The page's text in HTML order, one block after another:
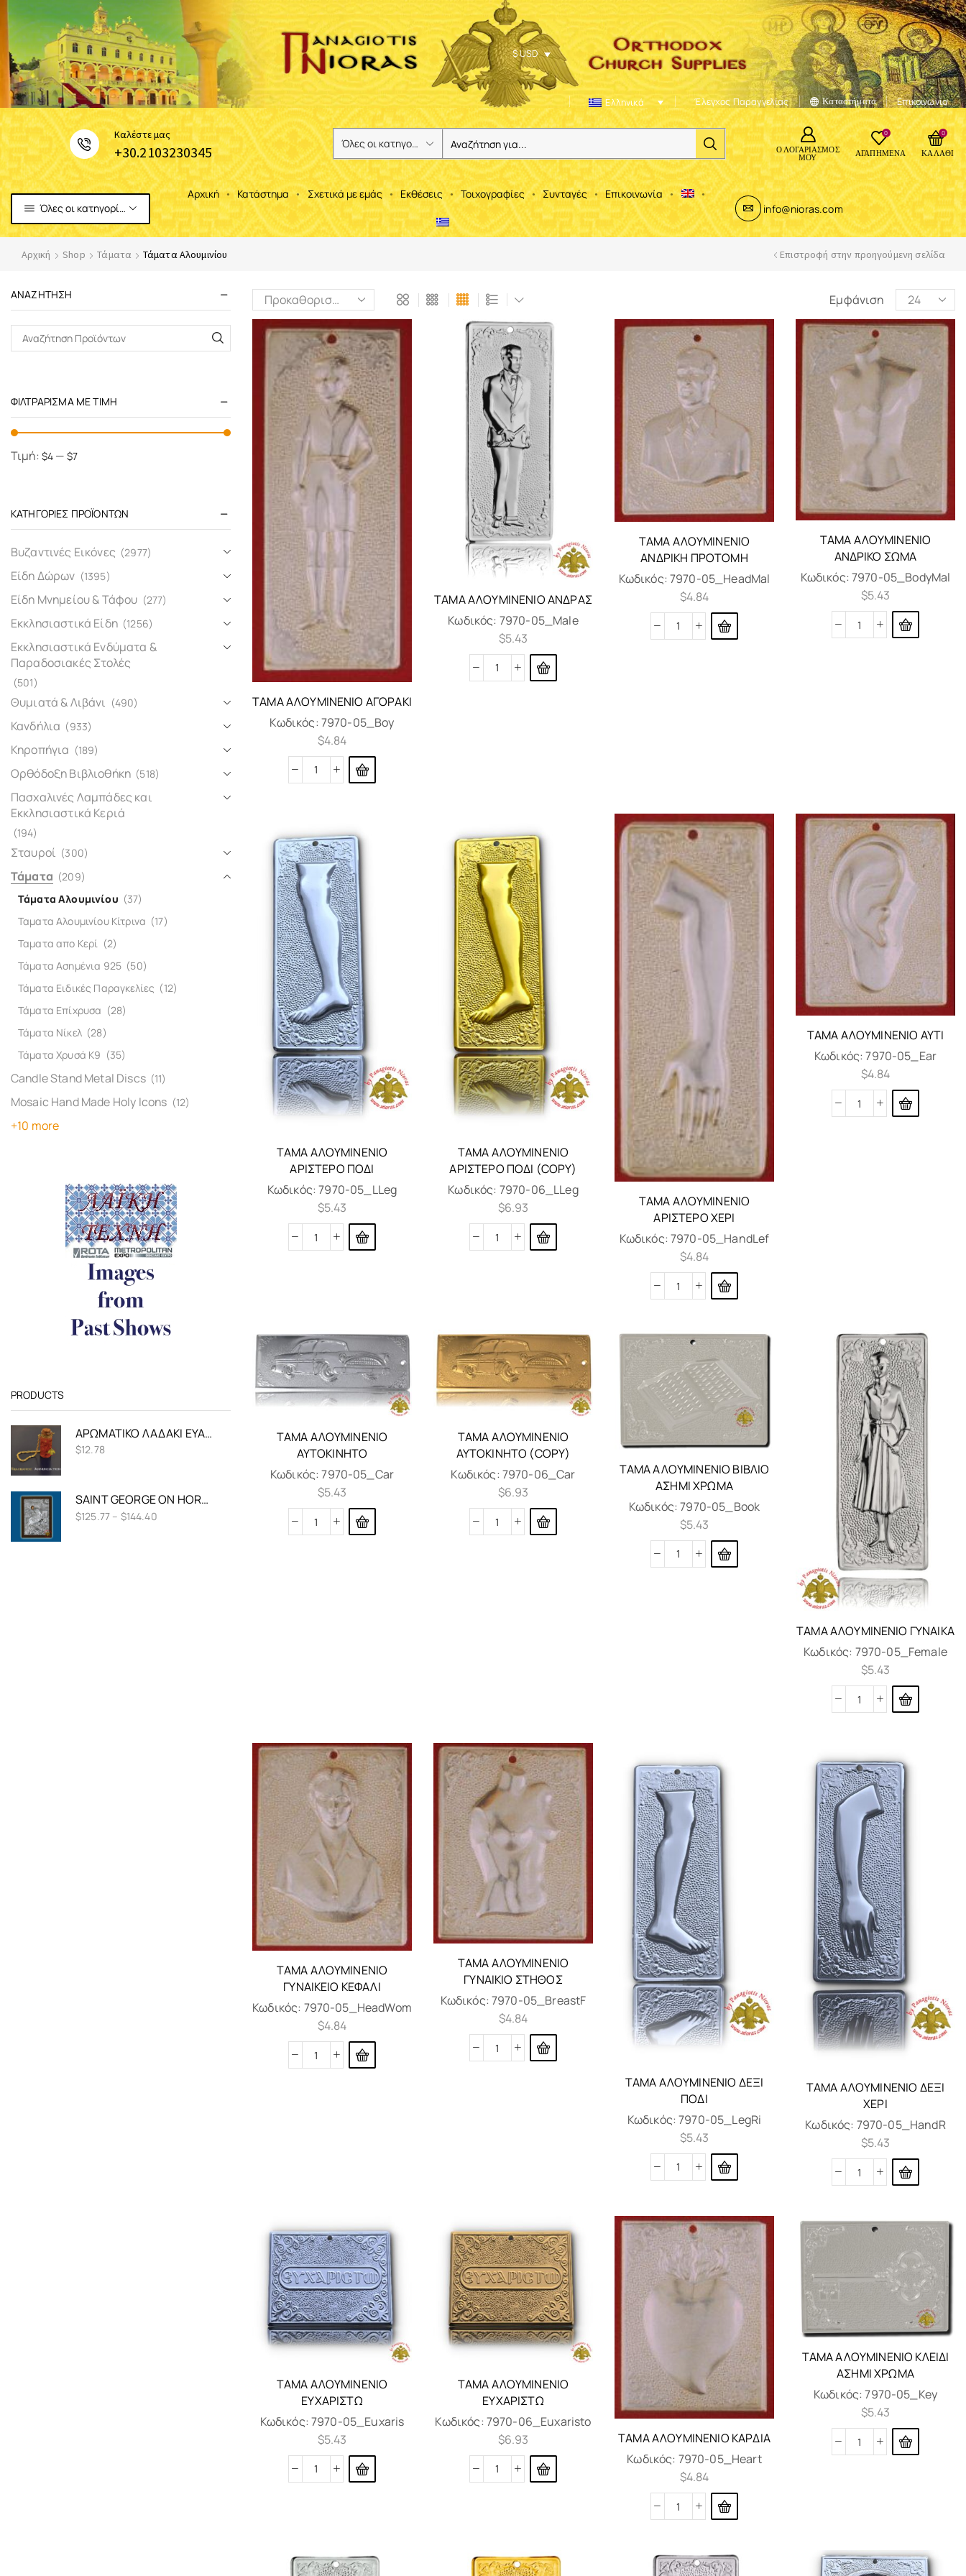
$ USD
Ελληνικά Έλεγχος Παραγγελίας Καταστήματα Επικοινωνία
Καλέστε μας
+30.2103230345
Ο ΛΟΓΑΡΙΑΣΜΌΣ
ΜΟΥ
0
ΑΓΑΠΗΜΈΝΑ
0
ΚΑΛΆΘΙ
Όλες οι κατηγορίες
Αρχική Κατάστημα Σχετικά με εμάς Εκθέσεις Τοιχογραφίες Συνταγές
Επικοινωνία
info@nioras.com
Αρχική Shop Τάματα Τάματα Αλουμινίου Επιστροφή στην προηγούμενη σελίδα
Εμφάνιση
ΤΆΜΑ ΑΛΟΥΜΙΝΈΝΙΟ ΑΓΟΡΆΚΙ
Κωδικός: 7970-05_Boy
$4.84
ΤΆΜΑ ΑΛΟΥΜΙΝΈΝΙΟ ΆΝΔΡΑΣ
Κωδικός: 7970-05_Male
$5.43
ΤΆΜΑ ΑΛΟΥΜΙΝΈΝΙΟ
ΑΝΔΡΙΚΉ ΠΡΟΤΟΜΉ
Κωδικός:7970-05_HeadMal
$4.84
ΤΆΜΑ ΑΛΟΥΜΙΝΈΝΙΟ
ΑΝΔΡΙΚΌ ΣΏΜΑ
Κωδικός:7970-05_BodyMal
$5.43
ΤΆΜΑ ΑΛΟΥΜΙΝΈΝΙΟ
ΑΡΙΣΤΕΡΌ ΠΌΔΙ
Κωδικός:7970-05_LLeg
$5.43
ΤΆΜΑ ΑΛΟΥΜΙΝΈΝΙΟ
ΑΡΙΣΤΕΡΌ ΠΌΔΙ (COPY)
Κωδικός: 7970-06_LLeg
$6.93
ΤΆΜΑ ΑΛΟΥΜΙΝΈΝΙΟ
ΑΡΙΣΤΕΡΌ ΧΈΡΙ
Κωδικός:7970-05_HandLef
$4.84
ΤΆΜΑ ΑΛΟΥΜΙΝΈΝΙΟ ΑΥΤΊ
Κωδικός:7970-05_Ear
$4.84
ΤΆΜΑ ΑΛΟΥΜΙΝΈΝΙΟ
ΑΥΤΟΚΊΝΗΤΟ
Κωδικός:7970-05_Car
$5.43
ΤΆΜΑ ΑΛΟΥΜΙΝΈΝΙΟ
ΑΥΤΟΚΊΝΗΤΟ (COPY)
Κωδικός: 7970-06_Car
$6.93
ΤΆΜΑ ΑΛΟΥΜΙΝΈΝΙΟ ΒΙΒΛΊΟ
ΑΣΗΜΊ ΧΡΏΜΑ
Κωδικός:7970-05_Book
$5.43
ΤΆΜΑ ΑΛΟΥΜΙΝΈΝΙΟ ΓΥΝΑΊΚΑ
Κωδικός: 7970-05_Female
$5.43
ΤΆΜΑ ΑΛΟΥΜΙΝΈΝΙΟ
ΓΥΝΑΙΚΕΊΟ ΚΕΦΆΛΙ
Κωδικός: 7970-05_HeadWom
$4.84
ΤΆΜΑ ΑΛΟΥΜΙΝΈΝΙΟ
ΓΥΝΑΙΚΊΟ ΣΤΉΘΟΣ
Κωδικός:7970-05_BreastF
$4.84
ΤΆΜΑ ΑΛΟΥΜΙΝΈΝΙΟ ΔΕΞΊ
ΠΌΔΙ
Κωδικός:7970-05_LegRi
$5.43
ΤΆΜΑ ΑΛΟΥΜΙΝΈΝΙΟ ΔΕΞΊ
ΧΈΡΙ
Κωδικός: 7970-05_HandR
$5.43
ΤΆΜΑ ΑΛΟΥΜΙΝΈΝΙΟ
ΕΥΧΑΡΙΣΤΏ
Κωδικός:7970-05_Euxaris
$5.43
ΤΆΜΑ ΑΛΟΥΜΙΝΈΝΙΟ
ΕΥΧΑΡΙΣΤΏ
Κωδικός: 7970-06_Euxaristo
$6.93
ΤΆΜΑ ΑΛΟΥΜΙΝΈΝΙΟ ΚΑΡΔΙΆ
Κωδικός: 7970-05_Heart
$4.84
ΤΆΜΑ ΑΛΟΥΜΙΝΈΝΙΟ ΚΛΕΙΔΊ
ΑΣΗΜΊ ΧΡΏΜΑ
Κωδικός:7970-05_Key
$5.43
ΑΝΑΖΉΤΗΣΗ
ΦΙΛΤΡΆΡΙΣΜΑ ΜΕ ΤΙΜΉ
Τιμή: $4 — $7
ΚΑΤΗΓΟΡΊΕΣ ΠΡΟΪΌΝΤΩΝ
Βυζαντινές Εικόνες (2977)
Είδη Δώρων (1395)
Είδη Μνημείου & Τάφου (277)
Εκκλησιαστικά Είδη (1256)
Εκκλησιαστικά Ενδύματα &
Παραδοσιακές Στολές
(501)
Θυμιατά & Λιβάνι (490)
Κανδήλια (933)
Κηροπήγια (189)
Ορθόδοξη Βιβλιοθήκη (518)
Πασχαλινές Λαμπάδες και
Εκκλησιαστικά Κεριά
(194)
Σταυροί (300)
Τάματα (209)
Τάματα Αλουμινίου (37)
Ταματα Αλουμινίου Κίτρινα (17)
Ταματα απο Κερί (2)
Τάματα Ασημένια 925 (50)
Τάματα Ειδικές Παραγκελίες (12)
Τάματα Επίχρυσα (28)
Τάματα Νίκελ (28)
Τάματα Χρυσά Κ9 (35)
Candle Stand Metal Discs (11)
Mosaic Hand Made Holy Icons (12)
+10 more
PRODUCTS
ΑΡΩΜΑΤΙΚΌ ΛΑΔΆΚΙ ΕΥΑΓΓΕΛΙΣΜΌΣ 15ML
$12.78
SAINT GEORGE ON HORSEBACK SILVER HOLY ICON
$125.77 – $144.40